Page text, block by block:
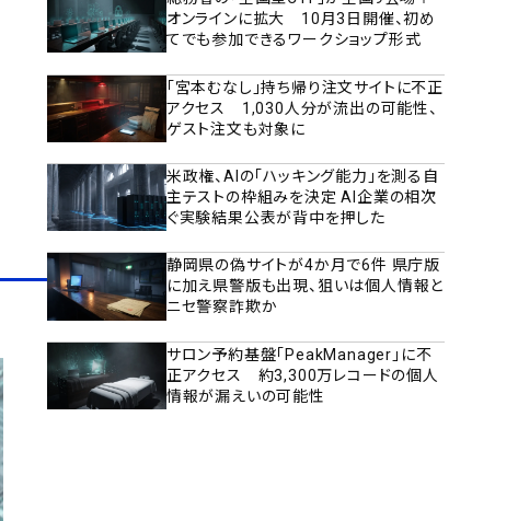
オンラインに拡大 10月3日開催、初め
てでも参加できるワークショップ形式
「宮本むなし」持ち帰り注文サイトに不正
アクセス 1,030人分が流出の可能性、
ゲスト注文も対象に
米政権、AIの「ハッキング能力」を測る自
主テストの枠組みを決定 AI企業の相次
ぐ実験結果公表が背中を押した
静岡県の偽サイトが4か月で6件 県庁版
に加え県警版も出現、狙いは個人情報と
ニセ警察詐欺か
サロン予約基盤「PeakManager」に不
正アクセス 約3,300万レコードの個人
情報が漏えいの可能性